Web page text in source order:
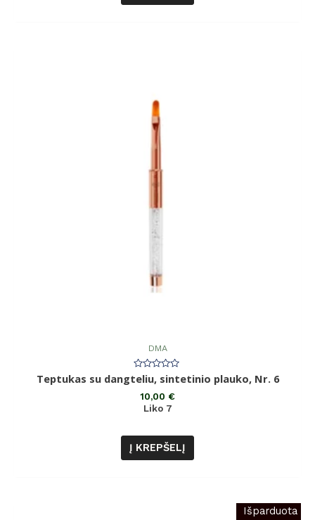
DMA
Įvertinimas:
0
iš
Teptukas su dangteliu, sintetinio plauko, Nr. 6
10,00 €
Liko 7
Į KREPŠELĮ
Išparduota